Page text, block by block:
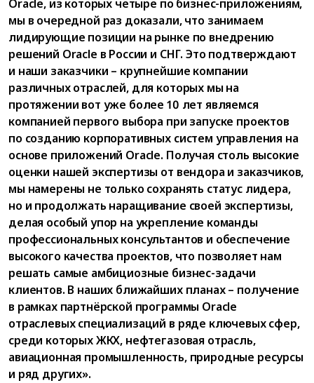
Oracle, из которых четыре по бизнес-приложениям,
мы в очередной раз доказали, что занимаем
лидирующие позиции на рынке по внедрению
решений Oracle в России и СНГ. Это подтверждают
и наши заказчики – крупнейшие компании
различных отраслей, для которых мы на
протяжении вот уже более 10 лет являемся
компанией первого выбора при запуске проектов
по созданию корпоративных систем управления на
основе приложений Oracle. Получая столь высокие
оценки нашей экспертизы от вендора и заказчиков,
мы намерены не только сохранять статус лидера,
но и продолжать наращивание своей экспертизы,
делая особый упор на укрепление команды
профессиональных консультантов и обеспечение
высокого качества проектов, что позволяет нам
решать самые амбициозные бизнес-задачи
клиентов. В наших ближайших планах – получение
в рамках партнёрской программы Oracle
отраслевых специализаций в ряде ключевых сфер,
среди которых ЖКХ, нефтегазовая отрасль,
авиационная промышленность, природные ресурсы
и ряд других».